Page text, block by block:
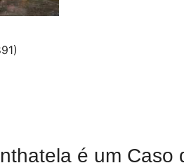
é um Caso